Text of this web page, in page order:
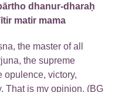
dhanur-dharaḥ
matir mama
the master of all
the supreme
opulence, victory,
That is my opinion. (BG